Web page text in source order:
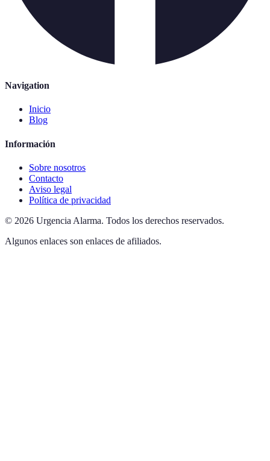
Navigation
Inicio
Blog
Información
Sobre nosotros
Contacto
Aviso legal
Política de privacidad
© 2026 Urgencia Alarma. Todos los derechos reservados.
Algunos enlaces son enlaces de afiliados.